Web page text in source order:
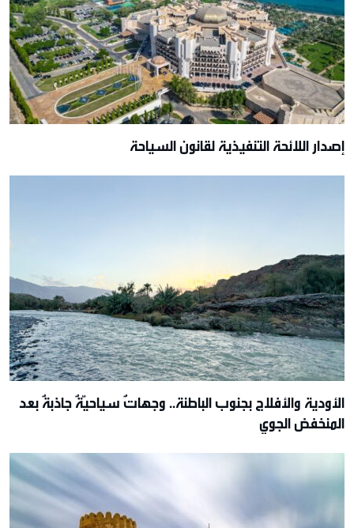
إصدار اللائحة التنفيذية لقانون السياحة
الأودية والأفلاج بجنوب الباطنة.. وجهاتٌ سياحيّةٌ جاذبةٌ بعد
المنخفض الجوي